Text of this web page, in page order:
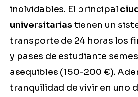
inolvidables. El principal
universitariastienen un
transporte de 24 horas los
y pases de estudiante
asequibles (150-200 €).
tranquilidad de vivir en uno